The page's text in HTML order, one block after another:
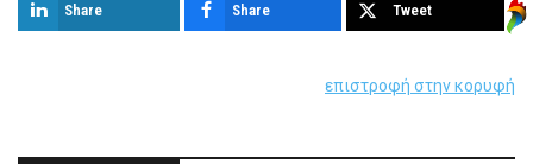
Share Share Tweet
επιστροφή στην κορυφή